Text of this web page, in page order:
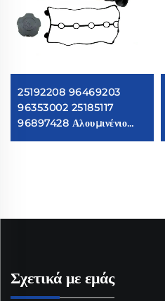
25192208 96469203
96353002 25185117
96897428 Αλουμινένιο
Καπάκι Εξαερωτήρα
Σχετικά με εμάς